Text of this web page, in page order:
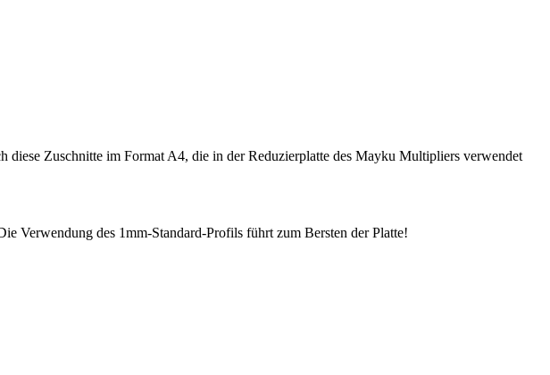
Zuschnitte im Format A4, die in der Reduzierplatte des Mayku Multipliers verwendet
Verwendung des 1mm-Standard-Profils führt zum Bersten der Platte!